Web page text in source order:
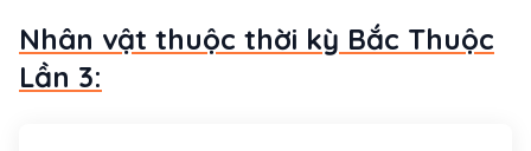
Nhân vật thuộc thời kỳ Bắc Thuộc
Lần 3: